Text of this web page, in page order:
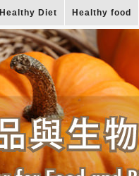
Healthy Diet Healthy food